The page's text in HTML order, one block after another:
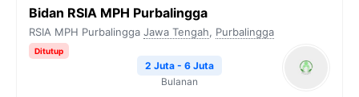
Bidan RSIA MPH Purbalingga
RSIA MPH Purbalingga Jawa Tengah, Purbalingga
Ditutup
2 Juta - 6 Juta
Bulanan